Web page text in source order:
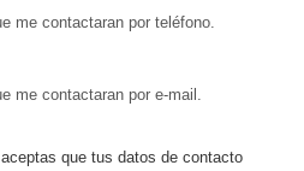
me contactaran por teléfono.
me contactaran por e-mail.
que tus datos de contacto